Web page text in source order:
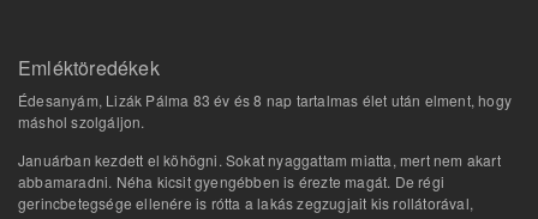
Emléktöredékek
Édesanyám, Lizák Pálma 83 év és 8 nap tartalmas élet után elment, hogy
máshol szolgáljon.
Januárban kezdett el köhögni. Sokat nyaggattam miatta, mert nem akart
abbamaradni. Néha kicsit gyengébben is érezte magát. De régi
gerincbetegsége ellenére is rótta a lakás zegzugjait kis rollátorával,